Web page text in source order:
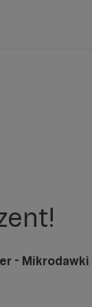
- Mikrodawki